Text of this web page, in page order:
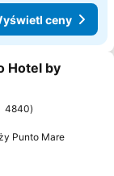
ceny
Hotel by
4840
Punto Mare